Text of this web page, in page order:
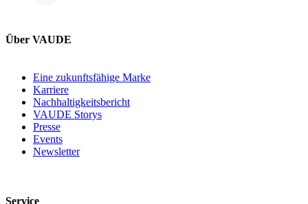
Über VAUDE
Eine zukunftsfähige Marke
Karriere
Nachhaltigkeitsbericht
VAUDE Storys
Presse
Events
Newsletter
Service